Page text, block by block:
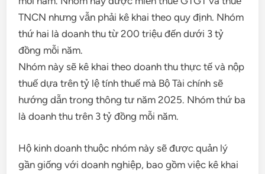
TNCN nhưng vẫn phải kê khai theo quy định. Nhóm
thứ hai là doanh thu từ 200 triệu đến dưới 3 tỷ
đồng mỗi năm.
Nhóm này sẽ kê khai theo doanh thu thực tế và nộp
thuế dựa trên tỷ lệ tính thuế mà Bộ Tài chính sẽ
hướng dẫn trong thông tư năm 2025. Nhóm thứ ba
là doanh thu trên 3 tỷ đồng mỗi năm.
Hộ kinh doanh thuộc nhóm này sẽ được quản lý
gần giống với doanh nghiệp, bao gồm việc kê khai